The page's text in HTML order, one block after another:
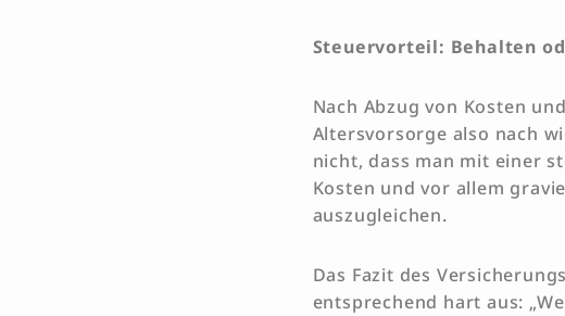
Steuervorteil: Behalten
Nach Abzug von Kosten
Altersvorsorge also nach
nicht, dass man mit einer
Kosten und vor allem
auszugleichen.
Das Fazit des
entsprechend hart aus: